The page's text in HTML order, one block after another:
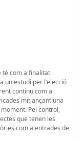
té com a finalitat
un estudi per l'elecció
continu com a
mitjançant una
Pel control,
que tenen les
com a entrades de